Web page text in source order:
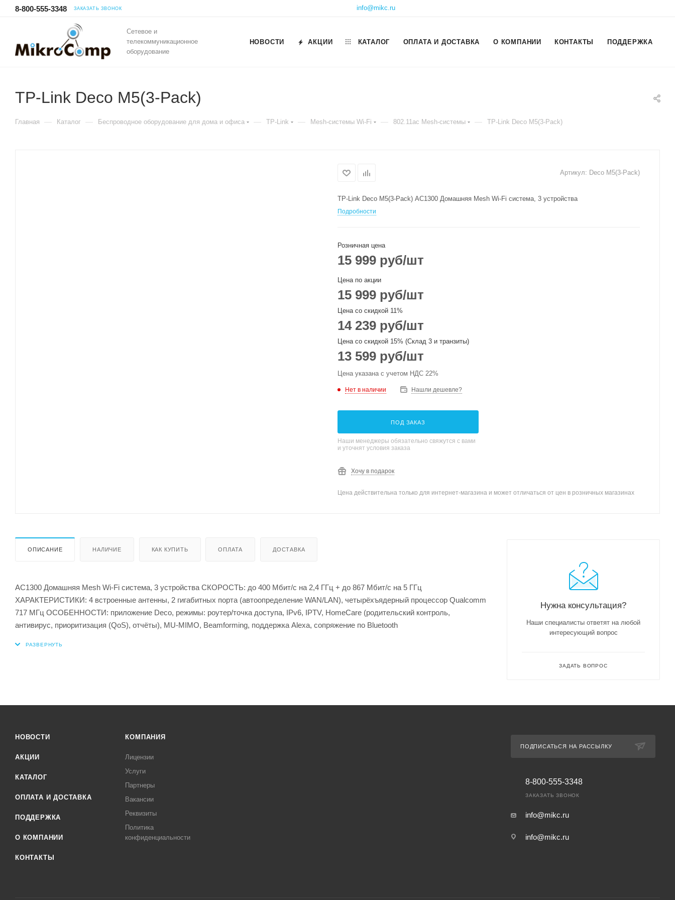
8-800-555-3348 ЗАКАЗАТЬ ЗВОНОК info@mikc.ru
Сетевое и
телекоммуникационное
оборудование
НОВОСТИ АКЦИИ КАТАЛОГ ОПЛАТА И ДОСТАВКА О КОМПАНИИ КОНТАКТЫ ПОДДЕРЖКА
TP-Link Deco M5(3-Pack)
Главная — Каталог — Беспроводное оборудование для дома и офиса — TP-Link — Mesh-системы Wi-Fi — 802.11ac Mesh-системы — TP-Link Deco M5(3-Pack)
Артикул: Deco M5(3-Pack)
TP-Link Deco M5(3-Pack) AC1300 Домашняя Mesh Wi-Fi система, 3 устройства
Подробности
Розничная цена
15 999 руб/шт
Цена по акции
15 999 руб/шт
Цена со скидкой 11%
14 239 руб/шт
Цена со скидкой 15% (Склад 3 и транзиты)
13 599 руб/шт
Цена указана с учетом НДС 22%
Нет в наличии Нашли дешевле?
ПОД ЗАКАЗ
Наши менеджеры обязательно свяжутся с вами
и уточнят условия заказа
Хочу в подарок
Цена действительна только для интернет-магазина и может отличаться от цен в розничных магазинах
ОПИСАНИЕ НАЛИЧИЕ КАК КУПИТЬ ОПЛАТА ДОСТАВКА
AC1300 Домашняя Mesh Wi-Fi система, 3 устройства СКОРОСТЬ: до 400 Мбит/с на 2,4 ГГц + до 867 Мбит/с на 5 ГГц
ХАРАКТЕРИСТИКИ: 4 встроенные антенны, 2 гигабитных порта (автоопределение WAN/LAN), четырёхъядерный процессор Qualcomm
717 МГц ОСОБЕННОСТИ: приложение Deco, режимы: роутер/точка доступа, IPv6, IPTV, HomeCare (родительский контроль,
антивирус, приоритизация (QoS), отчёты), MU-MIMO, Beamforming, поддержка Alexa, сопряжение по Bluetooth
Нужна консультация?
Наши специалисты ответят на любой
интересующий вопрос
ЗАДАТЬ ВОПРОС
НОВОСТИ
АКЦИИ
КАТАЛОГ
ОПЛАТА И ДОСТАВКА
ПОДДЕРЖКА
О КОМПАНИИ
КОНТАКТЫ
КОМПАНИЯ
Лицензии
Услуги
Партнеры
Вакансии
Реквизиты
Политика
конфиденциальности
ПОДПИСАТЬСЯ НА РАССЫЛКУ
8-800-555-3348
ЗАКАЗАТЬ ЗВОНОК
info@mikc.ru
info@mikc.ru